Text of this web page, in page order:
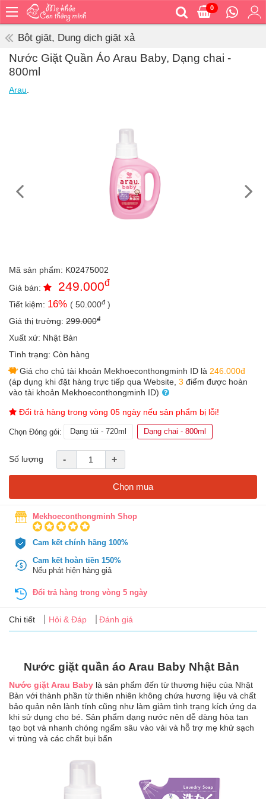
0
Bé
ăn
vệ
ngoài
an
toàn
Bé
tắm
Bé
mà
học
Dành
mẹ
Dành
bố
Đồ
trong
Tin
tức
Bột giặt, Dung dịch giặt xả
Nước Giặt Quần Áo Arau Baby, Dạng chai -
800ml
Arau
Mã sản phẩm: K02475002
Giá bán:
249.000đ
Tiết kiệm: 16% ( 50.000đ )
Giá thị trường: 299.000đ
Xuất xứ: Nhật Bản
Tình trạng: Còn hàng
Giá cho chủ tài khoản Mekhoeconthongminh ID là 246.000đ
(áp dụng khi đặt hàng trực tiếp qua Website, 3 điểm được hoàn
vào tài khoản Mekhoeconthongminh ID)
Đổi trả hàng trong vòng 05 ngày nếu sản phẩm bị lỗi!
Chọn Đóng gói: Dạng túi - 720ml Dạng chai - 800ml
Số lượng - +
Chọn mua
Mekhoeconthongminh Shop
Cam kết chính hãng 100%
Cam kết hoàn tiền 150%
Nếu phát hiện hàng giả
Đổi trả hàng trong vòng 5 ngày
Chi tiết Hỏi & Đáp Đánh giá
Nước giặt quần áo Arau Baby Nhật Bản
Nước giặt Arau Baby là sản phẩm đến từ thương hiệu của Nhật
Bản với thành phần từ thiên nhiên không chứa hương liệu và chất
bảo quản nên lành tính cũng như làm giảm tình trạng kích ứng da
khi sử dụng cho bé. Sản phẩm dạng nước nên dễ dàng hòa tan
tạo bọt và nhanh chóng ngấm sâu vào vải và hỗ trợ mẹ khử sạch
vi trùng và các chất bụi bẩn